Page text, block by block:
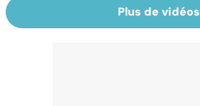
Plus de vidéos